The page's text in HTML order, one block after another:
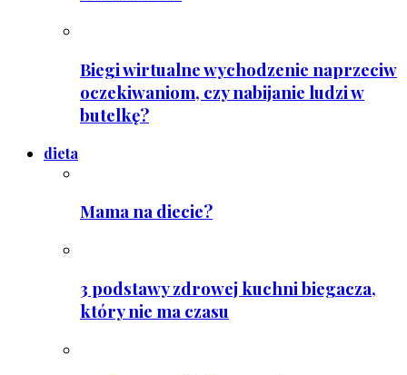
Biegi wirtualne wychodzenie naprzeciw
oczekiwaniom, czy nabijanie ludzi w
butelkę?
dieta
Mama na diecie?
3 podstawy zdrowej kuchni biegacza,
który nie ma czasu